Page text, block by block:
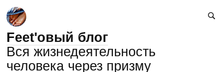
Feet'овый блог
Вся жизнедеятельность
человека через призму